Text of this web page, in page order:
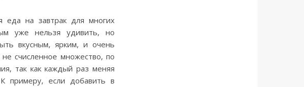
еда на завтрак для многих
уже нельзя удивить, но
вкусным, ярким, и очень
счисленное множество, по
так как каждый раз меняя
примеру, если добавить в